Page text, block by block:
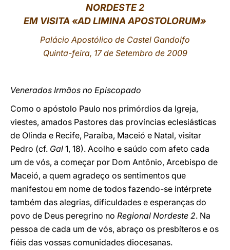
NORDESTE 2
EM VISITA «AD LIMINA APOSTOLORUM»
Palácio Apostólico de Castel Gandolfo
Quinta-feira, 17 de Setembro de 2009
Venerados Irmãos no Episcopado
Como o apóstolo Paulo nos primórdios da Igreja,
viestes, amados Pastores das províncias eclesiásticas
de Olinda e Recife, Paraíba, Maceió e Natal, visitar
Pedro (cf. Gal 1, 18). Acolho e saúdo com afeto cada
um de vós, a começar por Dom Antônio, Arcebispo de
Maceió, a quem agradeço os sentimentos que
manifestou em nome de todos fazendo-se intérprete
também das alegrias, dificuldades e esperanças do
povo de Deus peregrino no Regional Nordeste 2. Na
pessoa de cada um de vós, abraço os presbíteros e os
fiéis das vossas comunidades diocesanas.